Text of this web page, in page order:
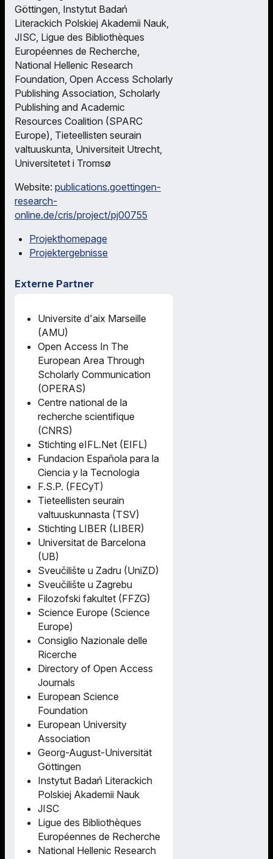
Göttingen, Instytut Badań
Literackich Polskiej Akademii Nauk,
JISC, Ligue des Bibliothèques
Européennes de Recherche,
National Hellenic Research
Foundation, Open Access Scholarly
Publishing Association, Scholarly
Publishing and Academic
Resources Coalition (SPARC
Europe), Tieteellisten seurain
valtuuskunta, Universiteit Utrecht,
Universitetet i Tromsø
Website: publications.goettingen-
research-
online.de/cris/project/pj00755
Projekthomepage
Projektergebnisse
Externe Partner
Universite d'aix Marseille
(AMU)
Open Access In The
European Area Through
Scholarly Communication
(OPERAS)
Centre national de la
recherche scientifique
(CNRS)
Stichting eIFL.Net (EIFL)
Fundacion Española para la
Ciencia y la Tecnologia
F.S.P. (FECyT)
Tieteellisten seurain
valtuuskunnasta (TSV)
Stichting LIBER (LIBER)
Universitat de Barcelona
(UB)
Sveučilište u Zadru (UniZD)
Sveučilište u Zagrebu
Filozofski fakultet (FFZG)
Science Europe (Science
Europe)
Consiglio Nazionale delle
Ricerche
Directory of Open Access
Journals
European Science
Foundation
European University
Association
Georg-August-Universität
Göttingen
Instytut Badań Literackich
Polskiej Akademii Nauk
JISC
Ligue des Bibliothèques
Européennes de Recherche
National Hellenic Research